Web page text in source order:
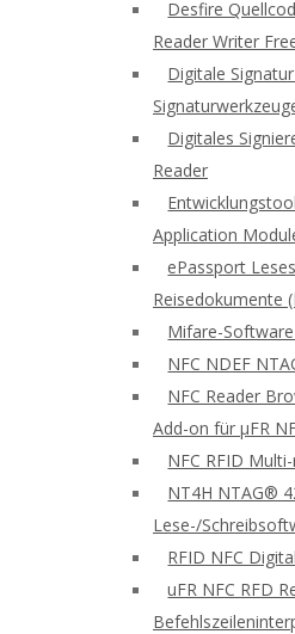
Desfire
Reader Writer
Digitale
Digitales
Reader
Application
ePassport
Reisedokumente
Mifare-
NFC NDEF
NFC Reader
Add-on für μFR
NFC RFID
NT4H NTAG®
Lese-/
RFID NFC
uFR NFC RFD